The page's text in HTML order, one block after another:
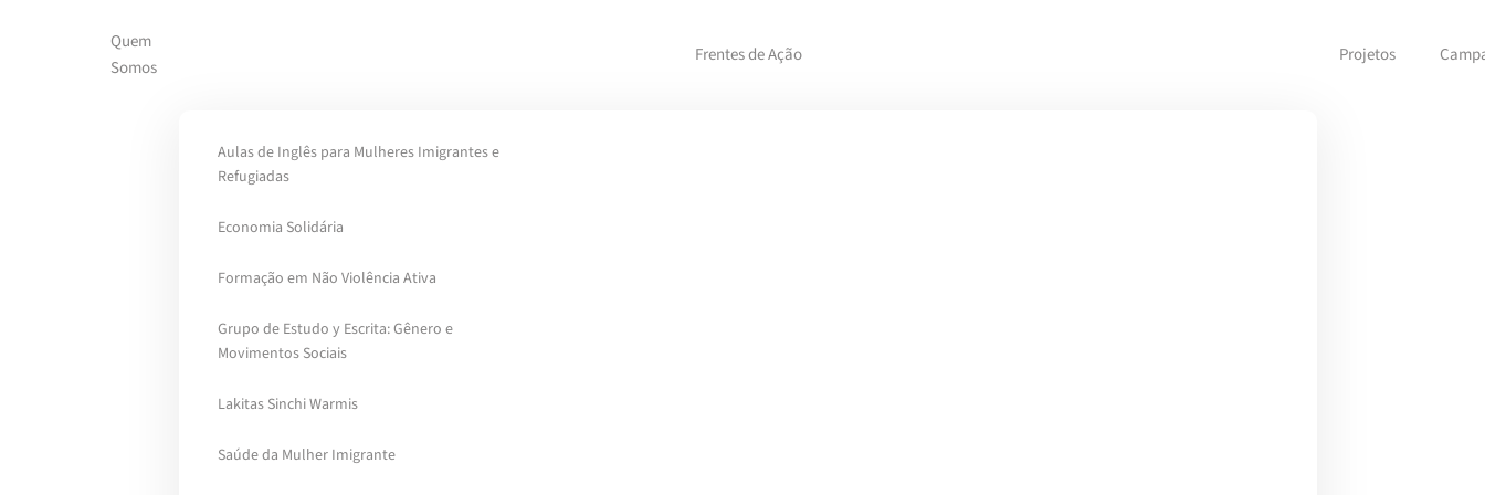
Skip to main content
Quem
Somos
Frentes de Ação
Aulas de Inglês para Mulheres Imigrantes e
Refugiadas
Economia Solidária
Formação em Não Violência Ativa
Grupo de Estudo y Escrita: Gênero e
Movimentos Sociais
Lakitas Sinchi Warmis
Saúde da Mulher Imigrante
Projetos